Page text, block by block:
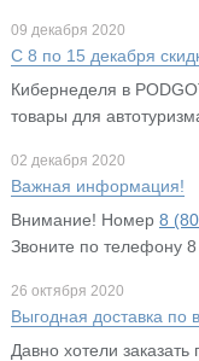
09 декабря 2020
С 8 по 15 декабря
Кибернеделя в
товары для
02 декабря 2020
Важная информация!
Внимание! Номер 8
Звоните по телефону
26 октября 2020
Выгодная доставка по
Давно хотели